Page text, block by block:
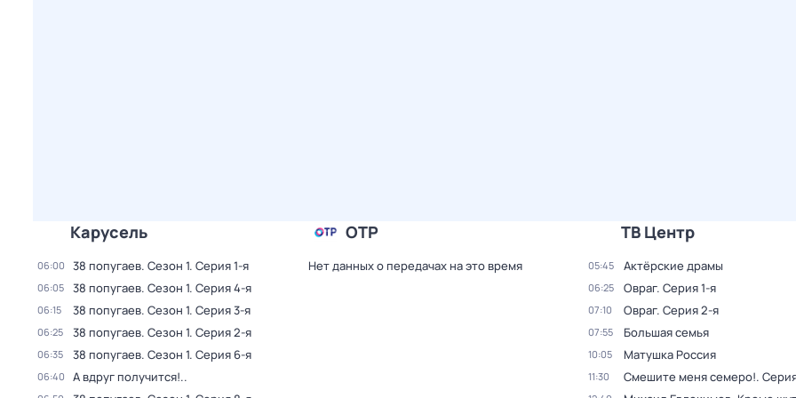
Карусель
06:00 38 попугаев. Сезон 1. Серия 1-я
06:05 38 попугаев. Сезон 1. Серия 4-я
06:15 38 попугаев. Сезон 1. Серия 3-я
06:25 38 попугаев. Сезон 1. Серия 2-я
06:35 38 попугаев. Сезон 1. Серия 6-я
06:40 А вдруг получится!..
ОТР
Нет данных о передачах на это время
ТВ Центр
05:45 Актёрские драмы
06:25 Овраг. Серия 1-я
07:10 Овраг. Серия 2-я
07:55 Большая семья
10:05 Матушка Россия
11:30 Смешите меня семеро!.